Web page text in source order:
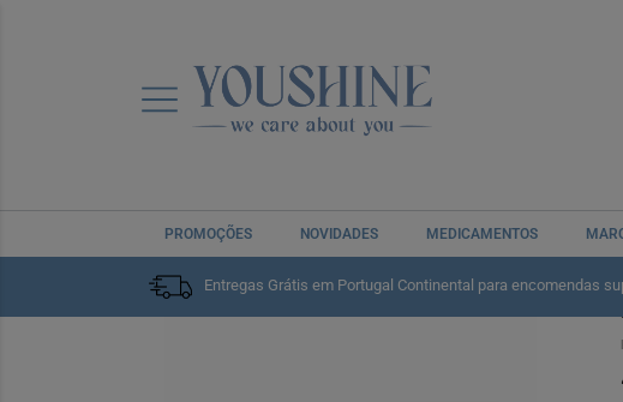
PROMOÇÕES NOVIDADES MEDICAMENTOS
Entregas Grátis em Portugal Continental para encomendas